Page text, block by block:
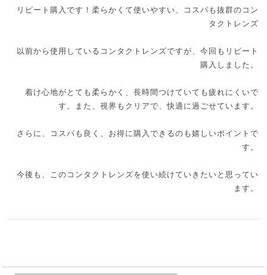
リピート購入です！柔らかくて使いやすい、コスパも抜群のコン
タクトレンズ
以前から使用しているコンタクトレンズですが、今回もリピート
購入しました。
着け心地がとても柔らかく、長時間つけていても疲れにくいで
す。また、視界もクリアで、快適に過ごせています。
さらに、コスパも良く、お得に購入できるのも嬉しいポイントで
す。
今後も、このコンタクトレンズを使い続けていきたいと思ってい
ます。